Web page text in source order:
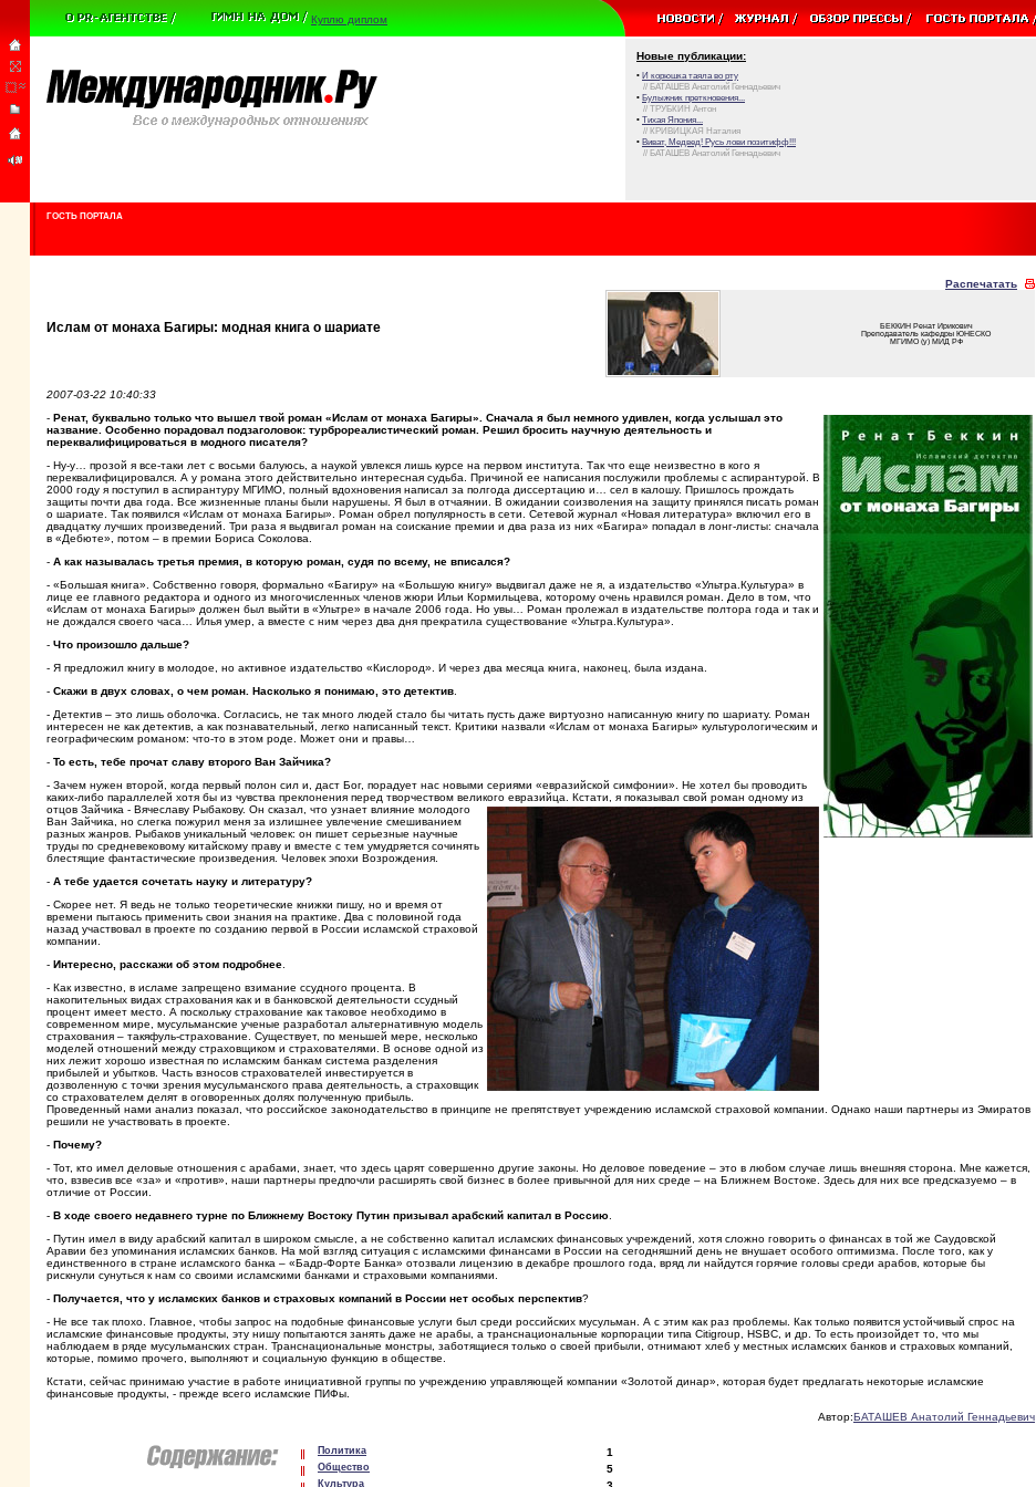
Куплю диплом
Новые публикации:
• И корюшка таяла во рту
// БАТАШЕВ Анатолий Геннадьевич
• Булыжник преткновения...
// ТРУБКИН Антон
• Тихая Япония...
// КРИВИЦКАЯ Наталия
• Виват, Медвед! Русь лови позитифф!!!
// БАТАШЕВ Анатолий Геннадьевич
ГОСТЬ ПОРТАЛА
Распечатать
Ислам от монаха Багиры: модная книга о шариате
БЕККИН Ренат Ирикович
Преподаватель кафедры ЮНЕСКО
МГИМО (у) МИД РФ
2007-03-22 10:40:33
- Ренат, буквально только что вышел твой роман «Ислам от монаха Багиры». Сначала я был немного удивлен, когда услышал это
название. Особенно порадовал подзаголовок: турброреалистический роман. Решил бросить научную деятельность и
переквалифицироваться в модного писателя?
- Ну-у… прозой я все-таки лет с восьми балуюсь, а наукой увлекся лишь курсе на первом института. Так что еще неизвестно в кого я
переквалифицировался. А у романа этого действительно интересная судьба. Причиной ее написания послужили проблемы с аспирантурой. В
2000 году я поступил в аспирантуру МГИМО, полный вдохновения написал за полгода диссертацию и… сел в калошу. Пришлось прождать
защиты почти два года. Все жизненные планы были нарушены. Я был в отчаянии. В ожидании соизволения на защиту принялся писать роман
о шариате. Так появился «Ислам от монаха Багиры». Роман обрел популярность в сети. Сетевой журнал «Новая литература» включил его в
двадцатку лучших произведений. Три раза я выдвигал роман на соискание премии и два раза из них «Багира» попадал в лонг-листы: сначала
в «Дебюте», потом – в премии Бориса Соколова.
- А как называлась третья премия, в которую роман, судя по всему, не вписался?
- «Большая книга». Собственно говоря, формально «Багиру» на «Большую книгу» выдвигал даже не я, а издательство «Ультра.Культура» в
лице ее главного редактора и одного из многочисленных членов жюри Ильи Кормильцева, которому очень нравился роман. Дело в том, что
«Ислам от монаха Багиры» должен был выйти в «Ультре» в начале 2006 года. Но увы… Роман пролежал в издательстве полтора года и так и
не дождался своего часа… Илья умер, а вместе с ним через два дня прекратила существование «Ультра.Культура».
- Что произошло дальше?
- Я предложил книгу в молодое, но активное издательство «Кислород». И через два месяца книга, наконец, была издана.
- Скажи в двух словах, о чем роман. Насколько я понимаю, это детектив
- Детектив – это лишь оболочка. Согласись, не так много людей стало бы читать пусть даже виртуозно написанную книгу по шариату. Роман
интересен не как детектив, а как познавательный, легко написанный текст. Критики назвали «Ислам от монаха Багиры» культурологическим и
географическим романом: что-то в этом роде. Может они и правы…
- То есть, тебе прочат славу второго Ван Зайчика?
- Зачем нужен второй, когда первый полон сил и, даст Бог, порадует нас новыми сериями «евразийской симфонии». Не хотел бы проводить
каких-либо параллелей хотя бы из чувства преклонения перед творчеством великого евразийца. Кстати, я показывал свой роман одному из
отцов Зайчика - Вячеславу Рыбакову. Он сказал, что узнает влияние молодого
Ван Зайчика, но слегка пожурил меня за излишнее увлечение смешиванием
разных жанров. Рыбаков уникальный человек: он пишет серьезные научные
труды по средневековому китайскому праву и вместе с тем умудряется сочинять
блестящие фантастические произведения. Человек эпохи Возрождения.
- А тебе удается сочетать науку и литературу?
- Скорее нет. Я ведь не только теоретические книжки пишу, но и время от
времени пытаюсь применить свои знания на практике. Два с половиной года
назад участвовал в проекте по созданию первой в России исламской страховой
компании.
- Интересно, расскажи об этом подробнее
- Как известно, в исламе запрещено взимание ссудного процента. В
накопительных видах страхования как и в банковской деятельности ссудный
процент имеет место. А поскольку страхование как таковое необходимо в
современном мире, мусульманские ученые разработал альтернативную модель
страхования – такяфуль-страхование. Существует, по меньшей мере, несколько
моделей отношений между страховщиком и страхователями. В основе одной из
них лежит хорошо известная по исламским банкам система разделения
прибылей и убытков. Часть взносов страхователей инвестируется в
дозволенную с точки зрения мусульманского права деятельность, а страховщик
со страхователем делят в оговоренных долях полученную прибыль.
Проведенный нами анализ показал, что российское законодательство в принципе не препятствует учреждению исламской страховой компании. Однако наши партнеры из Эмиратов
решили не участвовать в проекте.
- Почему?
- Тот, кто имел деловые отношения с арабами, знает, что здесь царят совершенно другие законы. Но деловое поведение – это в любом случае лишь внешняя сторона. Мне кажется,
что, взвесив все «за» и «против», наши партнеры предпочли расширять свой бизнес в более привычной для них среде – на Ближнем Востоке. Здесь для них все предсказуемо – в
отличие от России.
- В ходе своего недавнего турне по Ближнему Востоку Путин призывал арабский капитал в Россию
- Путин имел в виду арабский капитал в широком смысле, а не собственно капитал исламских финансовых учреждений, хотя сложно говорить о финансах в той же Саудовской
Аравии без упоминания исламских банков. На мой взгляд ситуация с исламскими финансами в России на сегодняшний день не внушает особого оптимизма. После того, как у
единственного в стране исламского банка – «Бадр-Форте Банка» отозвали лицензию в декабре прошлого года, вряд ли найдутся горячие головы среди арабов, которые бы
рискнули сунуться к нам со своими исламскими банками и страховыми компаниями.
- Получается, что у исламских банков и страховых компаний в России нет особых перспектив?
- Не все так плохо. Главное, чтобы запрос на подобные финансовые услуги был среди российских мусульман. А с этим как раз проблемы. Как только появится устойчивый спрос на
исламские финансовые продукты, эту нишу попытаются занять даже не арабы, а транснациональные корпорации типа Citigroup, HSBC, и др. То есть произойдет то, что мы
наблюдаем в ряде мусульманских стран. Транснациональные монстры, заботящиеся только о своей прибыли, отнимают хлеб у местных исламских банков и страховых компаний,
которые, помимо прочего, выполняют и социальную функцию в обществе.
Кстати, сейчас принимаю участие в работе инициативной группы по учреждению управляющей компании «Золотой динар», которая будет предлагать некоторые исламские
финансовые продукты, - прежде всего исламские ПИФы.
Автор:БАТАШЕВ Анатолий Геннадьевич
Политика 1
Общество 5
Культура